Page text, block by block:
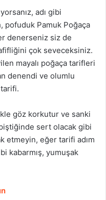
adı gibi
pofuduk Pamuk Poğaça
denerseniz siz de
çok seveceksiniz.
mayalı poğaça tarifleri
denendi ve olumlu
göz korkutur ve sanki
sert olacak gibi
etmeyin, eğer tarifi adım
kabarmış, yumuşak